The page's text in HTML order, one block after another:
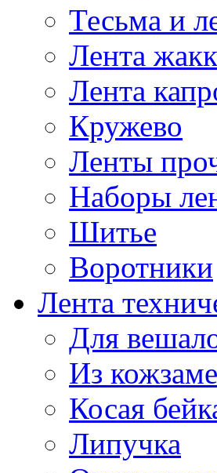
Тесьма и
Лента
Лента
Кружево
Ленты
Наборы
Шитье
Воротники
Лента
Для
Из
Косая
Липучка